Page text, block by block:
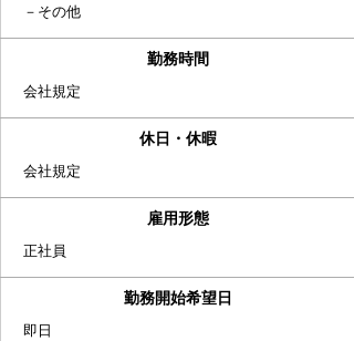
​－その他
会社規定
​勤務時間
会社規定
休日・休暇
正社員
雇用形態
即日
勤務開始希望日